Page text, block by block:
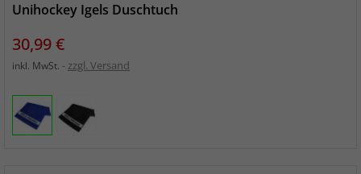
Unihockey Igels Duschtuch
Preis
30,99 €
inkl. MwSt. zzgl. Versand